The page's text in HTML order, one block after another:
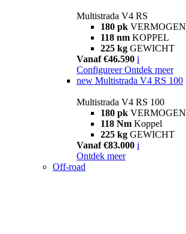
Multistrada V4 RS
180 pk VERMOGEN
118 nm KOPPEL
225 kg GEWICHT
Vanaf €46.590 i
Configureer Ontdek meer
new Multistrada V4 RS 100
Multistrada V4 RS 100
180 pk VERMOGEN
118 Nm Koppel
225 kg GEWICHT
Vanaf €83.000 i
Ontdek meer
Off-road